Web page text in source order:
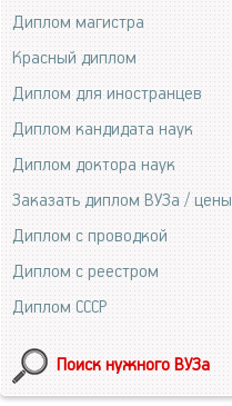
Диплом магистра
Красный диплом
Диплом для иностранцев
Диплом кандидата наук
Диплом доктора наук
Заказать диплом ВУЗа / цены
Диплом с проводкой
Диплом с реестром
Диплом СССР
Поиск нужного ВУЗа